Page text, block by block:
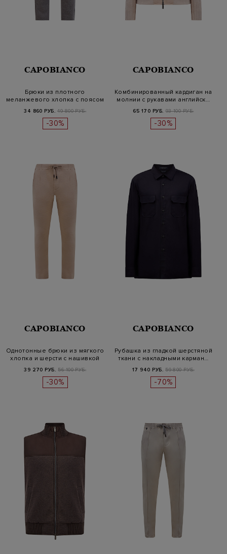
CAPOBIANCO
Брюки из плотного
меланжевого хлопка с поясом
на кулис…
34 860 РУБ. 49 800 РУБ.
-30%
CAPOBIANCO
Комбинированный кардиган на
молнии с рукавами английск…
65 170 РУБ. 93 100 РУБ.
-30%
CAPOBIANCO
Однотонные брюки из мягкого
хлопка и шерсти с нашивкой
39 270 РУБ. 56 100 РУБ.
-30%
CAPOBIANCO
Рубашка из гладкой шерстяной
ткани с накладными карман…
17 940 РУБ. 59 800 РУБ.
-70%